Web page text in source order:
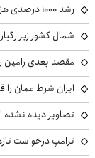
رشد ۱۰۰۰ درصدی هزینه ساخت مسکن؛ هزینه ساخت هر متر خانه چقدر است؟
شمال کشور زیر
مقصد بعدی رامین
ایران شرط عمان را
تصاویر دیده نشده
ترامپ درخواست